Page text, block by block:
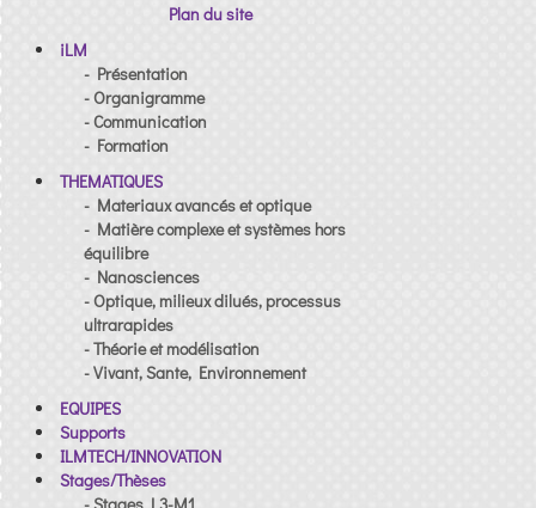
Plan du site
iLM
- Présentation
- Organigramme
- Communication
- Formation
THEMATIQUES
- Materiaux avancés et optique
- Matière complexe et systèmes hors
équilibre
- Nanosciences
- Optique, milieux dilués, processus
ultrarapides
- Théorie et modélisation
- Vivant, Sante, Environnement
EQUIPES
Supports
ILMTECH/INNOVATION
Stages/Thèses